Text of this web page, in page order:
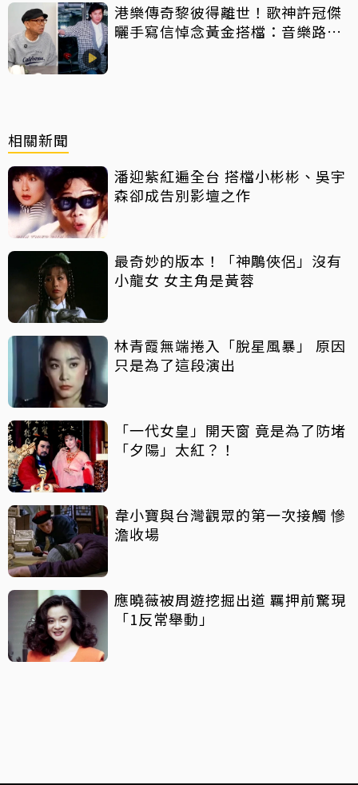
港樂傳奇黎彼得離世！歌神許冠傑
曬手寫信悼念黃金搭檔：音樂路上
相關新聞
潘迎紫紅遍全台 搭檔小彬彬、吳宇
森卻成告別影壇之作
最奇妙的版本！「神鵰俠侶」沒有
小龍女 女主角是黃蓉
林青霞無端捲入「脫星風暴」 原因
只是為了這段演出
「一代女皇」開天窗 竟是為了防堵
「夕陽」太紅？！
韋小寶與台灣觀眾的第一次接觸 慘
澹收場
應曉薇被周遊挖掘出道 羈押前驚現
「1反常舉動」